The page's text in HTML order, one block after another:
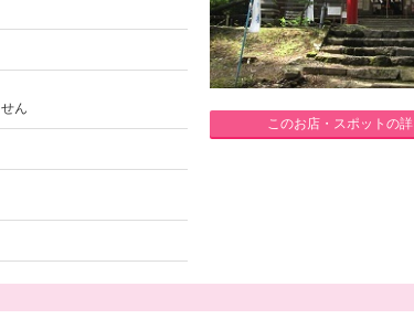
ん
このお店・スポットの